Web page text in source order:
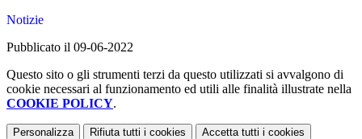
Notizie
Pubblicato il 09-06-2022
Questo sito o gli strumenti terzi da questo utilizzati si avvalgono di
cookie necessari al funzionamento ed utili alle finalità illustrate nella
COOKIE POLICY.
Personalizza Rifiuta tutti i cookies Accetta tutti i cookies